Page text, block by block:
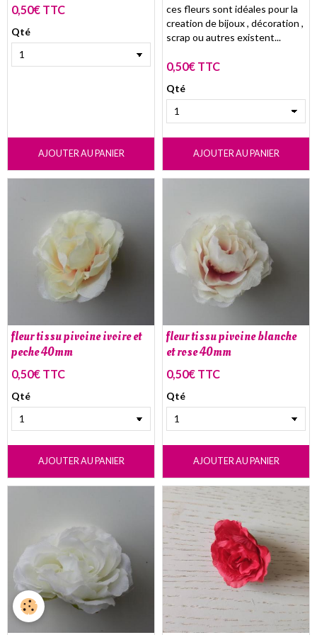
0,50€ TTC
Qté
AJOUTER AU PANIER
ces fleurs sont idéales pour la
creation de bijoux , décoration ,
scrap ou autres existent...
0,50€ TTC
Qté
AJOUTER AU PANIER
fleur tissu pivoine ivoire et
peche 40mm
0,50€ TTC
Qté
AJOUTER AU PANIER
fleur tissu pivoine blanche
et rose 40mm
0,50€ TTC
Qté
AJOUTER AU PANIER